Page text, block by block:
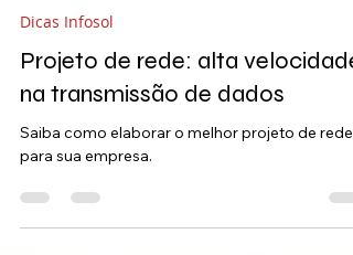
28 de mai. de 2024
Dicas Infosol
Projeto de rede: alta velocidade
na transmissão de dados
para sua empresa.